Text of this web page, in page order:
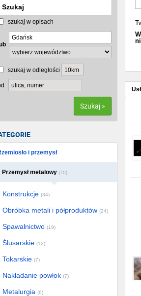
szukaj w opisach
szukaj w odległości
Szukaj »
i przemysł
Przemysł metalowy (70)
Konstrukcje (34)
Obróbka metali i półproduktów (24)
Spawalnictwo (19)
Ślusarskie (12)
Tokarskie (7)
Nakładanie powłok (7)
Metalurgia (6)